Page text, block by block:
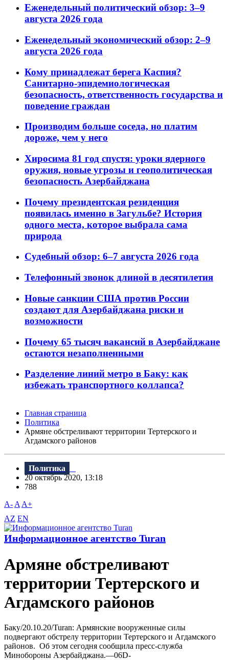
Еженедельный политический обзор: 3–9
августа 2026 года
Еженедельный экономический обзор: 2–9
августа 2026 года
Кому принадлежат берега Каспия?
Санитарно-эпидемиологическая
безопасность, ответственность государства и
поведение граждан
Производим больше соседа, но платим
дороже, чем у него
Хиросима 81 год спустя: уроки ядерного
оружия, новые угрозы и геополитическая
безопасность Азербайджана
Почему президентская резиденция
появилась именно в Загульбе? История
одного места, которое выбрала сама
природа
Судебный обзор: 6–7 августа 2026 года
Телефонный звонок длиной в десятилетия
Новые санкции США против России
создают для Азербайджана риски и
возможности
Почему 65 тысяч вакансий в Азербайджане
остаются незаполненными
Разделение линий метро в Баку: как
избежать транспортного коллапса?
Главная страница
Политика
Армяне обстреливают территории Тертерского и
Агдамского районов
Политика
20 октябрь 2020, 13:18
788
A- A A+
AZ EN
Информационное агентство Turan
Армяне обстреливают
территории Тертерского и
Агдамского районов
Баку/20.10.20/Turan: Армянские вооруженные силы
подвергают обстрелу территории Тертерского и Агдамского
районов. Об этом сегодня сообщила пресс-служба
Минобороны Азербайджана.—06D-